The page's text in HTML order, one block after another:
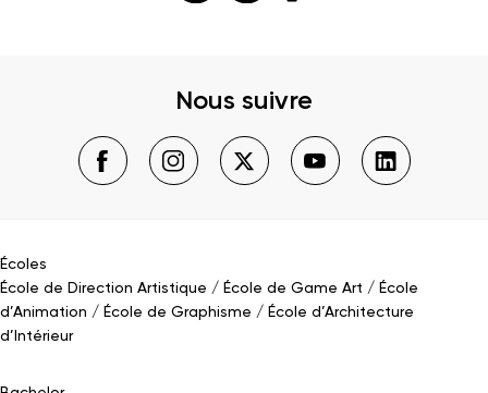
Nous suivre
Écoles
École de Direction Artistique
École de Game Art
École
d’Animation
École de Graphisme
École d’Architecture
d’Intérieur